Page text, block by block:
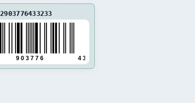
2903776433233
9 0 3 7 7 6 4 3 3 2 3 3